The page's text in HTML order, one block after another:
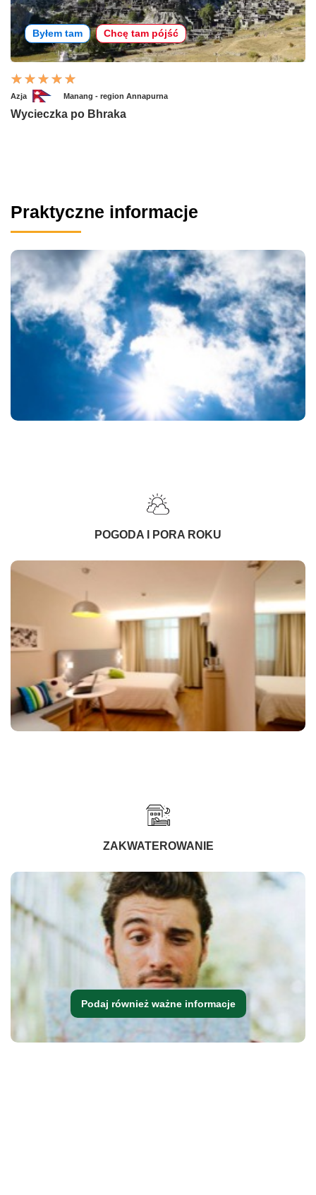
Byłem tam Chcę tam pójść
Azja Manang - region Annapurna
Wycieczka po Bhraka
Praktyczne informacje
POGODA I PORA ROKU
ZAKWATEROWANIE
Podaj również ważne informacje